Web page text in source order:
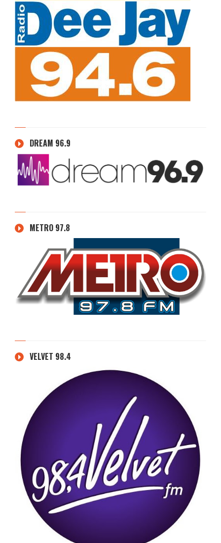
DREAM 96.9
METRO 97.8
VELVET 98.4